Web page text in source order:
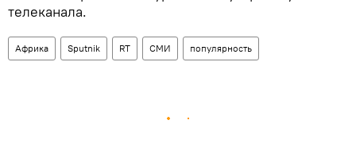
телеканала.
Африка Sputnik RT СМИ популярность